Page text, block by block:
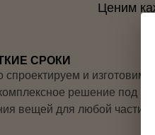
Ценим
СРОКИ
спроектируем и изготовим
решение под
вещей для любой части